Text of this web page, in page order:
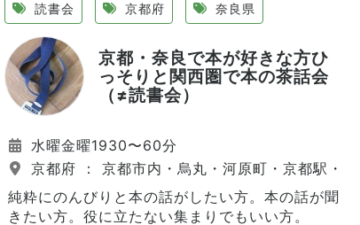
読書会 京都府 奈良県
京都・奈良で本が好きな方ひ
っそりと関西圏で本の茶話会
（≠読書会）
水曜金曜1930〜60分
京都府 ： 京都市内・烏丸・河原町・京都駅・
純粋にのんびりと本の話がしたい方。本の話が聞
きたい方。役に立たない集まりでもいい方。